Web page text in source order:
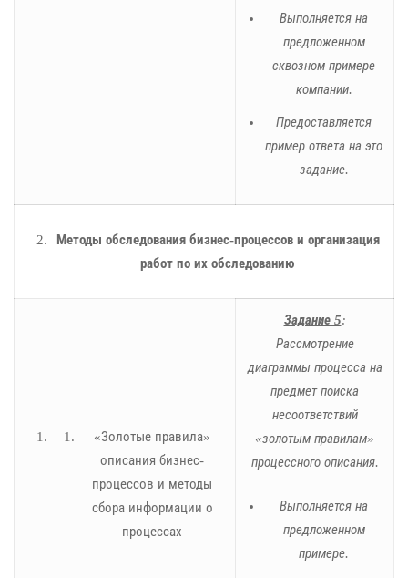
Выполняется на
предложенном
сквозном примере
компании.
Предоставляется
пример ответа на это
задание.
Методы обследования бизнес-процессов и организация
работ по их обследованию
«Золотые правила»
описания бизнес-
процессов и методы
сбора информации о
процессах
Задание 5:
Рассмотрение
диаграммы процесса на
предмет поиска
несоответствий
«золотым правилам»
процессного описания.
Выполняется на
предложенном
примере.